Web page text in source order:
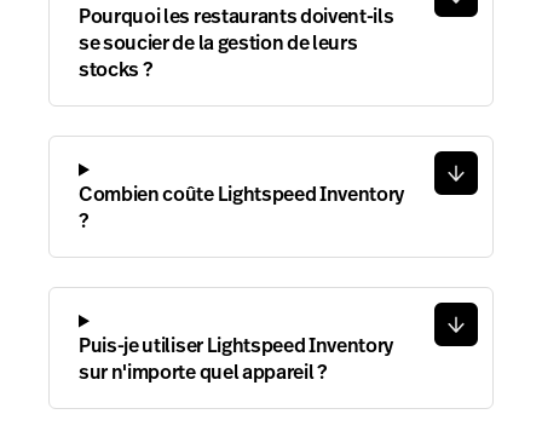
Pourquoi les restaurants doivent-ils
se soucier de la gestion de leurs
stocks ?
Combien coûte Lightspeed Inventory
?
Puis-je utiliser Lightspeed Inventory
sur n'importe quel appareil ?